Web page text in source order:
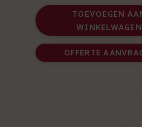
Zorg
luxe
brievenbuspakket
Janzen
Euphoria
goud
TOEVOEGEN
WINKELWAGEN
OFFERTE